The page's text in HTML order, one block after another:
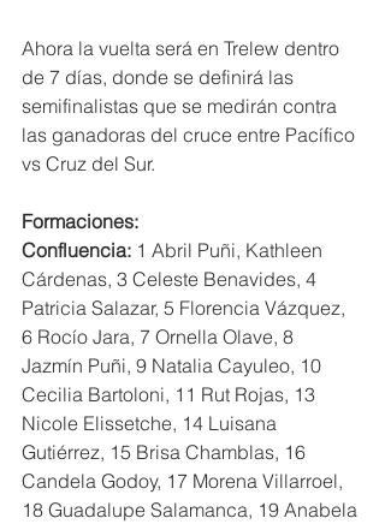
Ahora la vuelta será en Trelew dentro
de 7 días, donde se definirá las
semifinalistas que se medirán contra
las ganadoras del cruce entre Pacífico
vs Cruz del Sur.
Formaciones:
Confluencia: 1 Abril Puñi, Kathleen
Cárdenas, 3 Celeste Benavides, 4
Patricia Salazar, 5 Florencia Vázquez,
6 Rocío Jara, 7 Ornella Olave, 8
Jazmín Puñi, 9 Natalia Cayuleo, 10
Cecilia Bartoloni, 11 Rut Rojas, 13
Nicole Elissetche, 14 Luisana
Gutiérrez, 15 Brisa Chamblas, 16
Candela Godoy, 17 Morena Villarroel,
18 Guadalupe Salamanca, 19 Anabela